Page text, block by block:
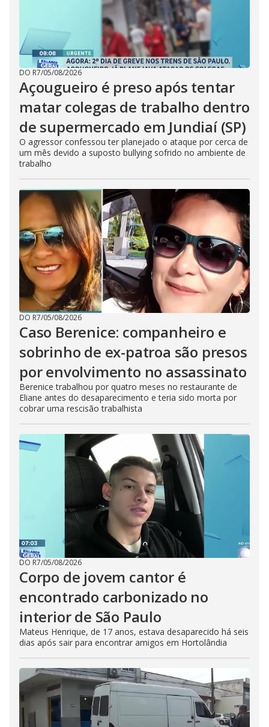
DO R7/05/08/2026
Açougueiro é preso após tentar
matar colegas de trabalho dentro
de supermercado em Jundiaí (SP)
O agressor confessou ter planejado o ataque por cerca de
um mês devido a suposto bullying sofrido no ambiente de
trabalho
DO R7/05/08/2026
Caso Berenice: companheiro e
sobrinho de ex-patroa são presos
por envolvimento no assassinato
Berenice trabalhou por quatro meses no restaurante de
Eliane antes do desaparecimento e teria sido morta por
cobrar uma rescisão trabalhista
DO R7/05/08/2026
Corpo de jovem cantor é
encontrado carbonizado no
interior de São Paulo
Mateus Henrique, de 17 anos, estava desaparecido há seis
dias após sair para encontrar amigos em Hortolândia